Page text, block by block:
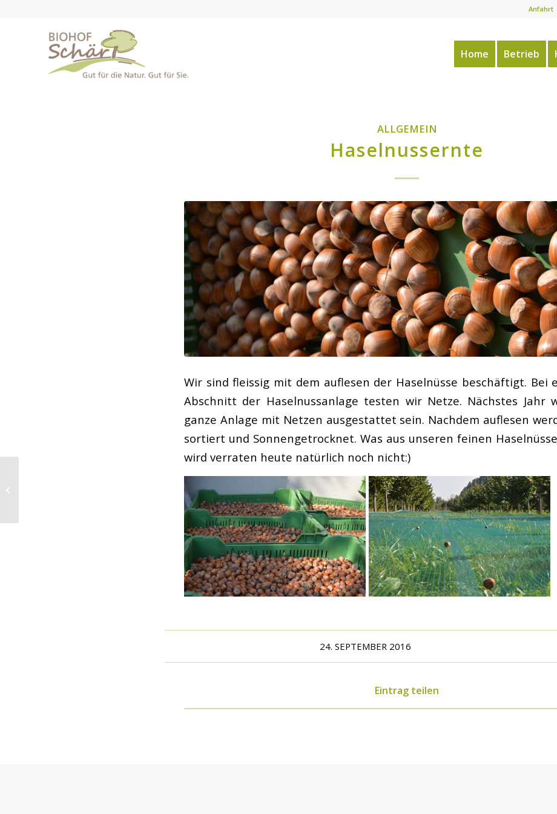
Anfahrt
Home Betrieb
ALLGEMEIN
Haselnussernte
Wir sind fleissig mit dem auflesen der Haselnüsse beschäftigt. Bei
Abschnitt der Haselnussanlage testen wir Netze. Nächstes Jahr
ganze Anlage mit Netzen ausgestattet sein. Nachdem auflesen
sortiert und Sonnengetrocknet. Was aus unseren feinen
wird verraten heute natürlich noch nicht:)
24. SEPTEMBER 2016
Eintrag teilen